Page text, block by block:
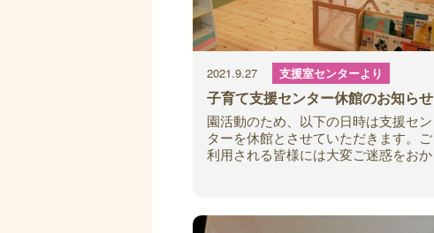
2021.9.27 支援室センターより
子育て支援センター休館のお知らせ
園活動のため、以下の日時は支援セン
ターを休館とさせていただきます。ご
利用される皆様には大変ご迷惑をおか